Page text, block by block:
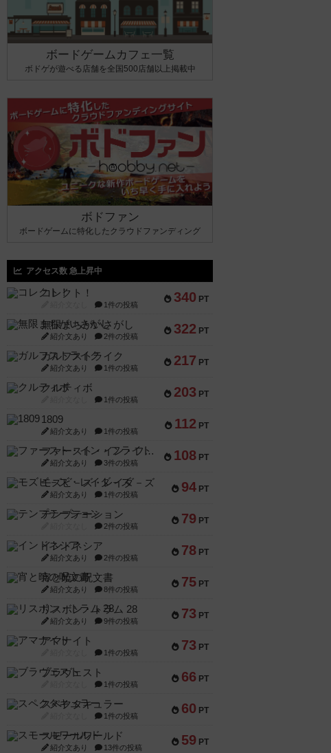
ボードゲームカフェ一覧
ボドゲが遊べる店舗を全国500店舗以上掲載中
ボドファン
ボードゲームに特化したクラウドファンディング
アクセス数 急上昇中
340 PT
コレクト！
1件の投稿
322 PT
無限まちがいさがし
紹介文あり 2件の投稿
217 PT
ガルフストライク
紹介文あり 1件の投稿
203 PT
クルティボ
1件の投稿
112 PT
1809
紹介文あり 1件の投稿
108 PT
ファースト・イン・フライト
紹介文あり 3件の投稿
94 PT
モズビ－ズ・レイダ－ズ
紹介文あり 1件の投稿
79 PT
テンプテーション
2件の投稿
78 PT
インドネシア
紹介文あり 2件の投稿
75 PT
宵と暁の呪文書
紹介文あり 8件の投稿
73 PT
リスボン・トラム 28
紹介文あり 9件の投稿
73 PT
アマナイト
1件の投稿
66 PT
ブラヴェスト
1件の投稿
60 PT
スペクタキュラー
1件の投稿
59 PT
スモールワールド
紹介文あり 13件の投稿